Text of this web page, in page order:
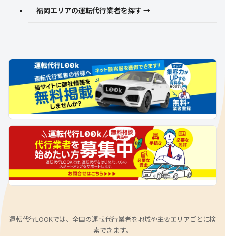
福岡エリアの運転代行業者を探す →
運転代行LOOKでは、全国の運転代行業者を地域や主要エリアごとに検
索できます。